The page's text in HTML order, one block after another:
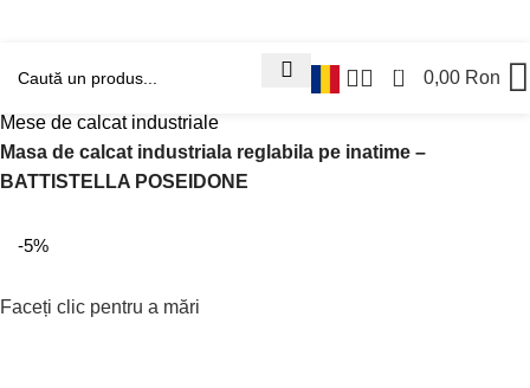
0 0,00 Ron
Prima pagină
Calcat
Mese de calcat industriale
Masa de calcat industriala reglabila pe inatime –
BATTISTELLA POSEIDONE
-5%
Faceți clic pentru a mări